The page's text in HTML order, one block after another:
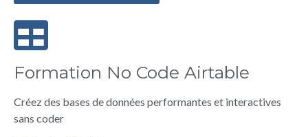
Formation No Code Airtable
Créez des bases de données performantes et interactives
sans coder